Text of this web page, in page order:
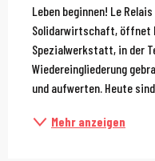
Leben beginnen! Le
Solidarwirtschaft, öffnet
Spezialwerkstatt, in der
Wiedereingliederung
und aufwerten. Heute
Mehr anzeigen